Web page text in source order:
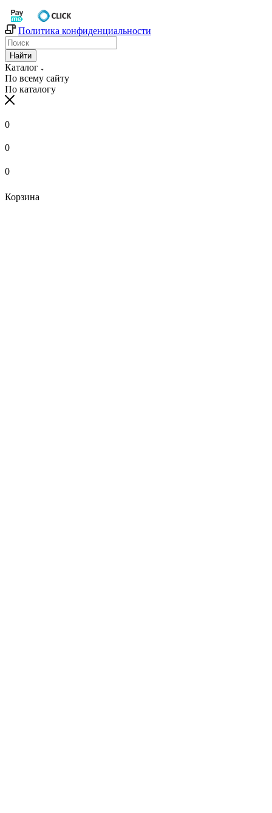
Политика конфиденциальности
Найти
Каталог
По всему сайту
По каталогу
0
0
0
Корзина